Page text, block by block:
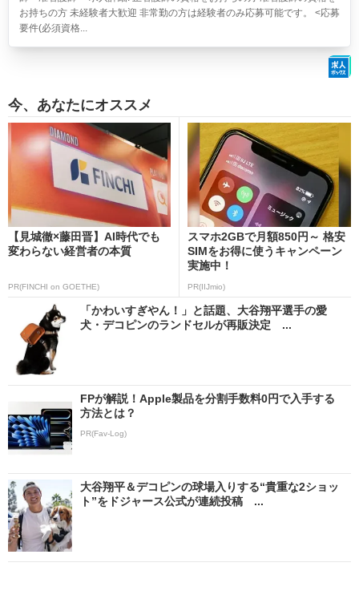
お持ちの方 未経験者大歓迎 非常勤の方は経験者のみ応募可能です。 <応募
要件(必須資格...
今、あなたにオススメ
【見城徹×藤田晋】AI時代でも
変わらない経営者の本質
PR(FINCHI on GOETHE)
スマホ2GBで月額850円～ 格安
SIMをお得に使うキャンペーン
実施中！
PR(IIJmio)
「かわいすぎやん！」と話題、大谷翔平選手の愛
犬・デコピンのランドセルが再販決定 ...
FPが解説！Apple製品を分割手数料0円で入手する
方法とは？
PR(Fav-Log)
大谷翔平＆デコピンの球場入りする“貴重な2ショッ
ト”をドジャース公式が連続投稿 ...